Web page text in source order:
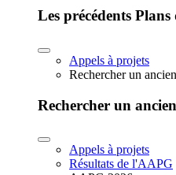
Les précédents Plans
Appels à projets
Rechercher un
Rechercher un
Appels à projets
Résultats de l'AAPG